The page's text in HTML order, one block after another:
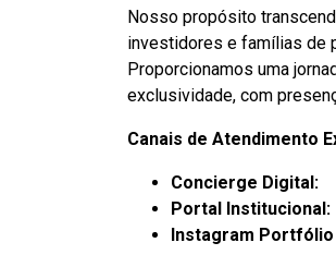
Nosso propósito
investidores e famílias de
Proporcionamos uma
exclusividade, com
Canais de Atendimento
Concierge Digital:
Portal Institucional:
Instagram Portfólio